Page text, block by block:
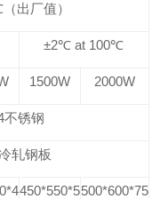
出厂值）
±2℃ at 100℃
1500W 2000W
不锈钢
轧钢板
450*550*5500*600*75